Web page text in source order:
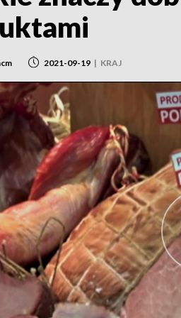
2021-09-19 | KRAJ